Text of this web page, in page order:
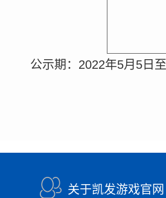
公示期： 2022年5月 5 日至
关于凯发游戏官网